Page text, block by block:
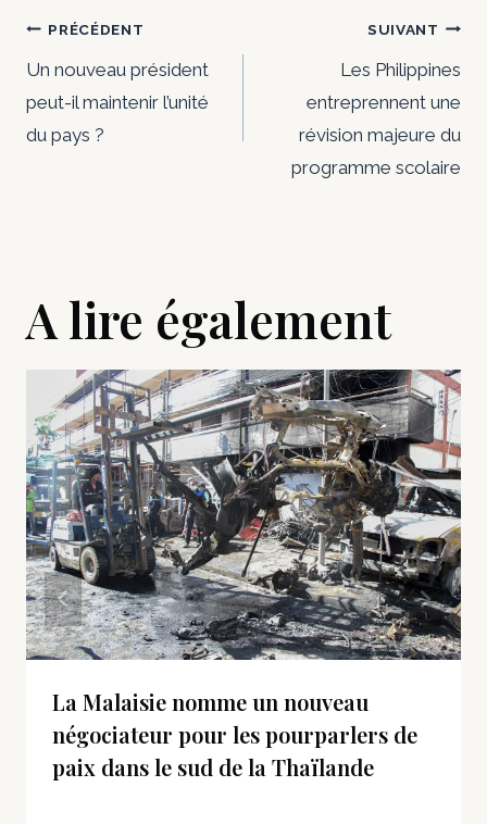
Navigation
de
l’article
PRÉCÉDENT
Un nouveau président
peut-il maintenir l’unité
du pays ?
SUIVANT
Les Philippines
entreprennent une
révision majeure du
programme scolaire
A lire également
La Malaisie nomme un nouveau
négociateur pour les pourparlers de
paix dans le sud de la Thaïlande